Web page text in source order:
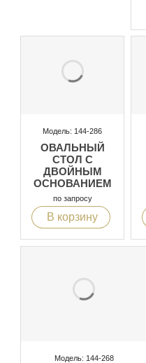
Модель: 144-286
ОВАЛЬНЫЙ
СТОЛ С
ДВОЙНЫМ
ОСНОВАНИЕМ
по запросу
В корзину
Модель: 144-268